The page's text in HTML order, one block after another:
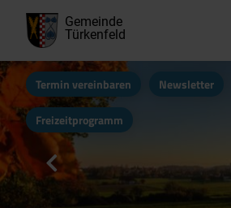
Gemeinde
Türkenfeld
Termin vereinbaren Newsletter
Freizeitprogramm
Aktuelles, Startseite